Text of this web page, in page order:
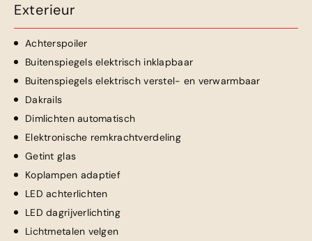
Exterieur
Achterspoiler
Buitenspiegels elektrisch inklapbaar
Buitenspiegels elektrisch verstel- en verwarmbaar
Dakrails
Dimlichten automatisch
Elektronische remkrachtverdeling
Getint glas
Koplampen adaptief
LED achterlichten
LED dagrijverlichting
Lichtmetalen velgen